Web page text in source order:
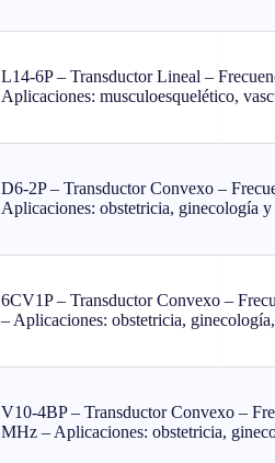
L14-6P – Transductor Lineal –
Aplicaciones: musculoesquelético,
D6-2P – Transductor Convexo –
Aplicaciones: obstetricia, ginecología y
6CV1P – Transductor Convexo –
– Aplicaciones: obstetricia,
V10-4BP – Transductor Convexo –
MHz – Aplicaciones: obstetricia,